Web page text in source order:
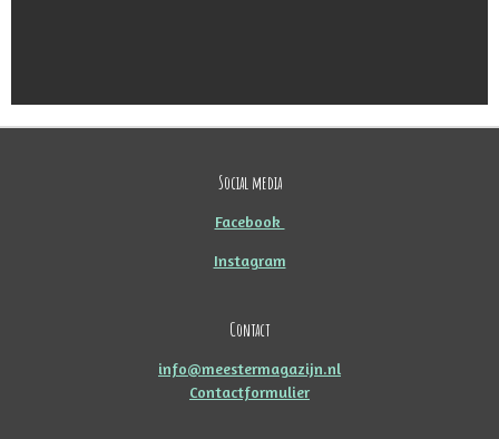
Social media
Facebook
Instagram
Contact
info@meestermagazijn.nl
Contactformulier